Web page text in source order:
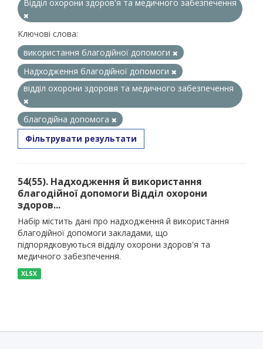
Відділ охорони здоров'я та медичного забезпечення
Ключові слова:
використання благодійної допомоги
Надходження благодійної допомоги
відділ охорони здоровя та медичного забезпечення
благодійна допомога
Фільтрувати результати
54(55). Надходження й використання
благодійної допомоги Відділ охорони
здоров...
Набір містить дані про надходження й використання
благодійної допомоги закладами, що
підпорядковуються відділу охорони здоров'я та
медичного забезпечення.
XLSX